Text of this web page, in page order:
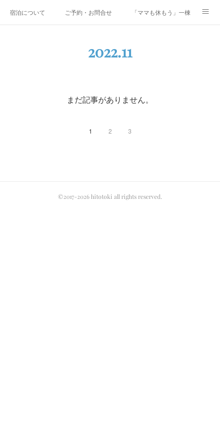
宿泊について ご予約・お問合せ 「ママも休もう」一棟貸しファ
上野尻集落のご案内
2022.11
まだ記事がありません。
1 2 3
©2017-2026 hitotoki all rights reserved.